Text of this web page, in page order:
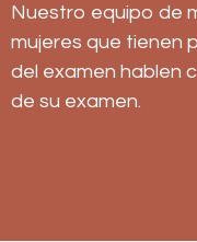
Nuestro equipo de
mujeres que tienen
del examen hablen
de su examen.